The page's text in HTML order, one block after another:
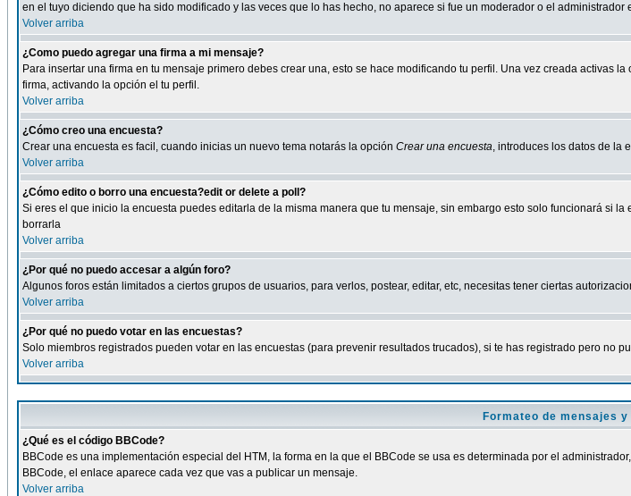
en el tuyo diciendo que ha sido modificado y las veces que lo has hecho, no aparece si fue un moderador o el
Volver arriba
¿Como puedo agregar una firma a mi mensaje?
Para insertar una firma en tu mensaje primero debes crear una, esto se hace modificando tu perfil. Una vez creada activas
firma, activando la opción el tu perfil.
Volver arriba
¿Cómo creo una encuesta?
Crear una encuesta es facil, cuando inicias un nuevo tema notarás la opción Crear una encuesta, introduces los datos de la
Volver arriba
¿Cómo edito o borro una encuesta?edit or delete a poll?
Si eres el que inicio la encuesta puedes editarla de la misma manera que tu mensaje, sin embargo esto solo funcionará si
borrarla
Volver arriba
¿Por qué no puedo accesar a algún foro?
Algunos foros están limitados a ciertos grupos de usuarios, para verlos, postear, editar, etc, necesitas tener ciertas
Volver arriba
¿Por qué no puedo votar en las encuestas?
Solo miembros registrados pueden votar en las encuestas (para prevenir resultados trucados), si te has registrado pero no
Volver arriba
Formateo de mensajes
¿Qué es el código BBCode?
BBCode es una implementación especial del HTM, la forma en la que el BBCode se usa es determinada por el
BBCode, el enlace aparece cada vez que vas a publicar un mensaje.
Volver arriba